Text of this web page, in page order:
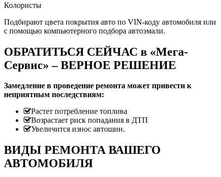
Колористы
Подбирают цвета покрытия авто по VIN-коду автомобиля или
с помощью компьютерного подбора автоэмали.
ОБРАТИТЬСЯ СЕЙЧАС в «Мега-
Сервис» – ВЕРНОЕ РЕШЕНИЕ
Замедление в проведение ремонта может привести к
неприятным последствиям:
Растет потребление топлива
Возрастает риск попадания в ДТП
Увеличится износ автошин.
ВИДЫ РЕМОНТА ВАШЕГО
АВТОМОБИЛЯ